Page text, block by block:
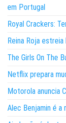
em Portugal
Royal Crackers:
Reina Roja
The Girls On The
Netflix prepara
Motorola anuncia
Alec Benjamin é a